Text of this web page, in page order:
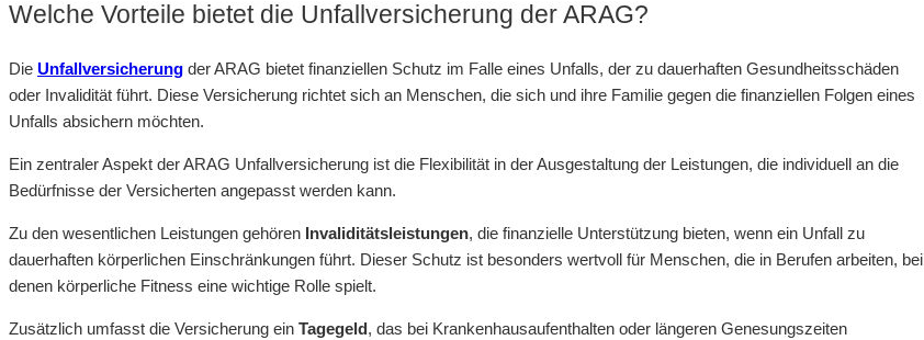
Welche Vorteile bietet die Unfallversicherung der ARAG?
Die Unfallversicherung der ARAG bietet finanziellen Schutz im Falle eines Unfalls, der zu dauerhaften Gesundheitsschäden
oder Invalidität führt. Diese Versicherung richtet sich an Menschen, die sich und ihre Familie gegen die finanziellen Folgen eines
Unfalls absichern möchten.
Ein zentraler Aspekt der ARAG Unfallversicherung ist die Flexibilität in der Ausgestaltung der Leistungen, die individuell an die
Bedürfnisse der Versicherten angepasst werden kann.
Zu den wesentlichen Leistungen gehören Invaliditätsleistungen, die finanzielle Unterstützung bieten, wenn ein Unfall zu
dauerhaften körperlichen Einschränkungen führt. Dieser Schutz ist besonders wertvoll für Menschen, die in Berufen arbeiten, bei
denen körperliche Fitness eine wichtige Rolle spielt.
Zusätzlich umfasst die Versicherung ein Tagegeld, das bei Krankenhausaufenthalten oder längeren Genesungszeiten